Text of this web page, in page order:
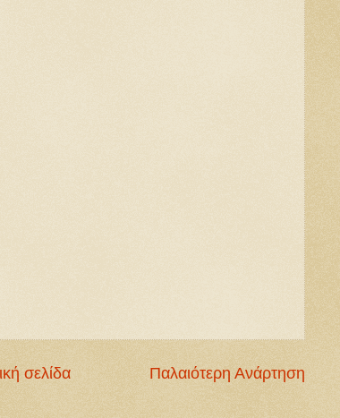
Παλαιότερη Ανάρτηση
σελίδα